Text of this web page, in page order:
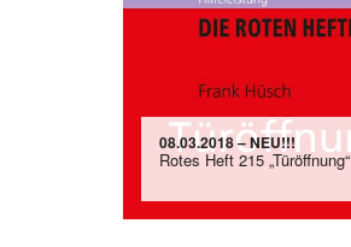
08.03.2018 – NEU!!!
Rotes Heft 215 „Türöffnung“